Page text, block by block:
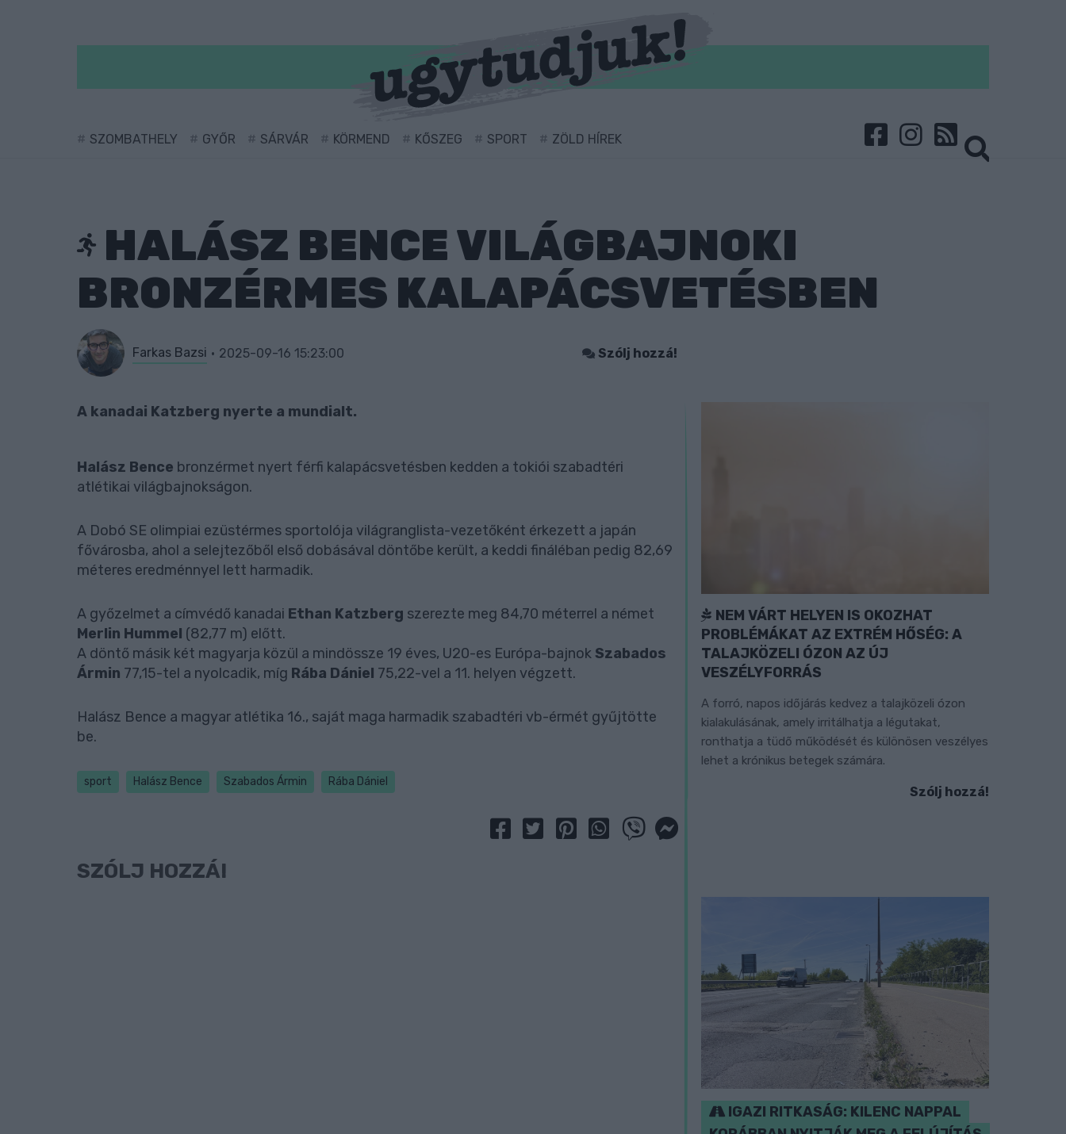
SZOMBATHELY GYŐR SÁRVÁR KÖRMEND KŐSZEG SPORT ZÖLD HÍREK
HALÁSZ BENCE VILÁGBAJNOKI
BRONZÉRMES KALAPÁCSVETÉSBEN
Farkas Bazsi 2025-09-16 15:23:00 Szólj hozzá!
A kanadai Katzberg nyerte a mundialt.
Halász Bence bronzérmet nyert férfi kalapácsvetésben kedden a tokiói szabadtéri
atlétikai világbajnokságon.
A Dobó SE olimpiai ezüstérmes sportolója világranglista-vezetőként érkezett a japán
fővárosba, ahol a selejtezőből első dobásával döntőbe került, a keddi fináléban pedig 82,69
méteres eredménnyel lett harmadik.
A győzelmet a címvédő kanadai Ethan Katzberg szerezte meg 84,70 méterrel a német
Merlin Hummel (82,77 m) előtt.
A döntő másik két magyarja közül a mindössze 19 éves, U20-es Európa-bajnok Szabados
Ármin 77,15-tel a nyolcadik, míg Rába Dániel 75,22-vel a 11. helyen végzett.
Halász Bence a magyar atlétika 16., saját maga harmadik szabadtéri vb-érmét gyűjtötte
be.
sport Halász Bence Szabados Ármin Rába Dániel
SZÓLJ HOZZÁ!
NEM VÁRT HELYEN IS OKOZHAT
PROBLÉMÁKAT AZ EXTRÉM HŐSÉG: A
TALAJKÖZELI ÓZON AZ ÚJ
VESZÉLYFORRÁS
A forró, napos időjárás kedvez a talajközeli ózon
kialakulásának, amely irritálhatja a légutakat,
ronthatja a tüdő működését és különösen veszélyes
lehet a krónikus betegek számára.
Szólj hozzá!
IGAZI RITKASÁG: KILENC NAPPAL